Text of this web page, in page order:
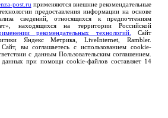
post.ru применяются внешние рекомендательные
предоставления информации на основе
сведений, относящихся к предпочтениям
находящихся на территории Российской
рекомендательных технологий.
Сайт
Яндекс Метрика, LiveInternet, Rambler.
вы соглашаетесь с использованием cookie-
с данным Пользовательским соглашением.
при помощи cookie-файлов составляет 14